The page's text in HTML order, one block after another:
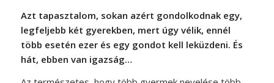
Azt tapasztalom, sokan azért gondolkodnak egy,
legfeljebb két gyerekben, mert úgy vélik, ennél
több esetén ezer és egy gondot kell leküzdeni. És
hát, ebben van igazság…